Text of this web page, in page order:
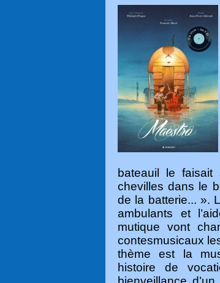
bateauil le faisait
chevilles dans le
de la batterie... ».
ambulants et
mutique vont
contesmusicaux
thème est la
histoire de